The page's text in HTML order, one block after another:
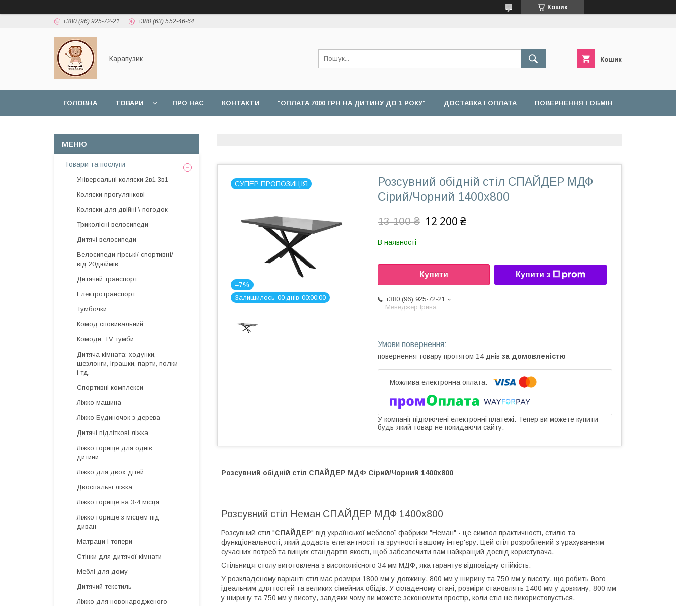
Кошик
+380 (96) 925-72-21 +380 (63) 552-46-64
Карапузик Кошик
ГОЛОВНА ТОВАРИ ПРО НАС КОНТАКТИ "ОПЛАТА 7000 ГРН НА ДИТИНУ ДО 1 РОКУ" ДОСТАВКА І ОПЛАТА ПОВЕРНЕННЯ І ОБМІН
СУПЕР ПРОПОЗИЦІЯ
–7%
Залишилось 00 днів 00 00 00
Розсувний обідній стіл СПАЙДЕР МДФ
Сірий/Чорний 1400x800
13 100 ₴ 12 200 ₴
В наявності
Купити Купити з
+380 (96) 925-72-21
Менеджер Ірина
повернення товару протягом 14 днів за домовленістю
У компанії підключені електронні платежі. Тепер ви можете купити
будь-який товар не покидаючи сайту.
Розсувний обідній стіл СПАЙДЕР МДФ Сірий/Чорний 1400x800
Розсувний стіл Неман СПАЙДЕР МДФ 1400х800
Розсувний стіл "СПАЙДЕР" від української меблевої фабрики "Неман" - це символ практичності, стилю та
функціональності, який додасть елегантності та зручності вашому інтер'єру. Цей стіл розроблений з урахуванням
сучасних потреб та вищих стандартів якості, щоб забезпечити вам найкращий досвід користувача.
Стільниця столу виготовлена з високоякісного 34 мм МДФ, яка гарантує відповідну стійкість.
У розкладеному варіанті стіл має розміри 1800 мм у довжину, 800 мм у ширину та 750 мм у висоту, що робить його
ідеальним для гостей та великих сімейних обідів. У складеному стані, розміри становлять 1400 мм у довжину, 800 мм
у ширину та 750 мм у висоту, завдяки чому ви можете зекономити простір, коли стіл не використовується.
Товари та послуги
Універсальні коляски 2в1 3в1
Коляски прогулянкові
Коляски для двійні \ погодок
Триколісні велосипеди
Дитячі велосипеди
Велосипеди гірські/ спортивні/
від 20дюймів
Дитячий транспорт
Електротранспорт
Тумбочки
Комод сповивальний
Комоди, TV тумби
Дитяча кімната: ходунки,
шезлонги, іграшки, парти, полки
і тд.
Спортивні комплекси
Ліжко машина
Ліжко Будиночок з дерева
Дитячі підліткові ліжка
Ліжко горище для однієї
дитини
Ліжко для двох дітей
Двоспальні ліжка
Ліжко горище на 3-4 місця
Ліжко горище з місцем під
диван
Матраци і топери
Стінки для дитячої кімнати
Меблі для дому
Дитячий текстиль
Ліжко для новонародженого